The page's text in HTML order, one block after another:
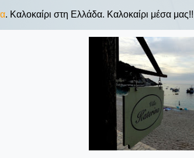
. Καλοκαίρι στη Ελλάδα. Καλοκαίρι μέσα